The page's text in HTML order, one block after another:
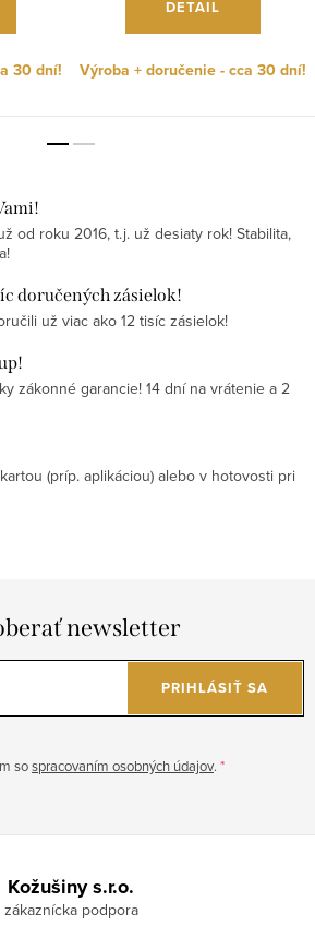
30 dní!
DETAIL
Výroba + doručenie - cca 30 dní!
od roku 2016, t.j. už desiaty rok! Stabilita,
doručených zásielok!
už viac ako 12 tisíc zásielok!
zákonné garancie! 14 dní na vrátenie a 2
(príp. aplikáciou) alebo v hotovosti pri
newsletter
sospracovaním osobných údajov.
PRIHLÁSIŤ SA
Kožušiny s.r.o.